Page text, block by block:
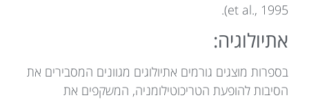
et al., 1995).
אתיולוגיה:
בספרות מוצגים גורמים אתיולוגים מגוונים המסבירים את
הסיבות להופעת הטריכוטילומניה, המשקפים את